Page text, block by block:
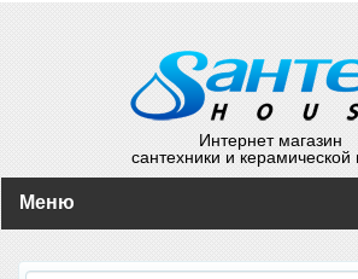
Интернет магазин
сантехники и керамической
Меню